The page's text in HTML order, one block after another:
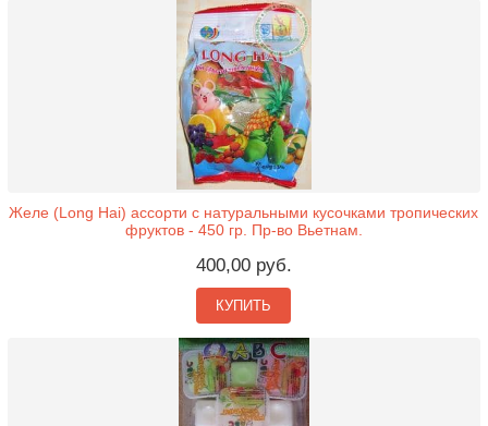
Желе (Long Hai) ассорти с натуральными кусочками тропических
фруктов - 450 гр. Пр-во Вьетнам.
400,00 руб.
КУПИТЬ